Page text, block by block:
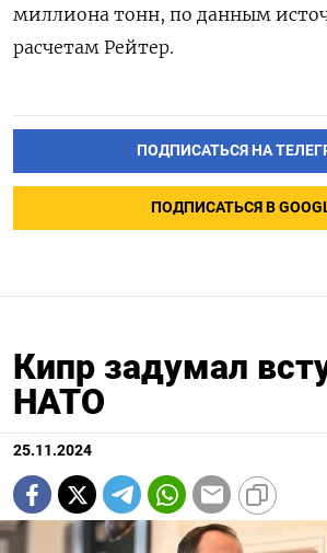
миллиона тонн, по данным
расчетам Рейтер.
ПОДПИСАТЬСЯ НА
ПОДПИСАТЬСЯ В
Кипр задумал
НАТО
25.11.2024